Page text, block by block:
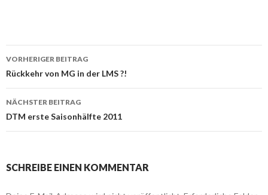
Beitrags-
Navigation
VORHERIGER BEITRAG
Rückkehr von MG in der LMS ?!
NÄCHSTER BEITRAG
DTM erste Saisonhälfte 2011
SCHREIBE EINEN KOMMENTAR